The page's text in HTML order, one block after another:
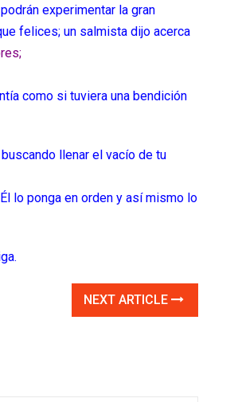
experimentar la gran
felices; un salmista dijo acerca
como si tuviera una bendición
llenar el vacío de tu
lo ponga en orden y así mismo lo
NEXT ARTICLE